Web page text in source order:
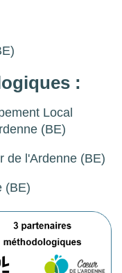
:
Local
(BE)
de l'Ardenne (BE)
(BE)